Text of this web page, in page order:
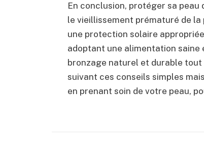
En conclusion, protéger sa
le vieillissement prématuré de la
une protection solaire
adoptant une alimentation saine
bronzage naturel et durable
suivant ces conseils simples
en prenant soin de votre peau,